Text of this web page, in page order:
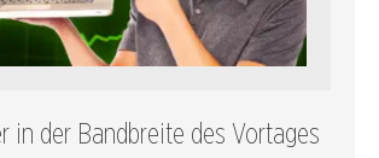
in der Bandbreite des Vortages